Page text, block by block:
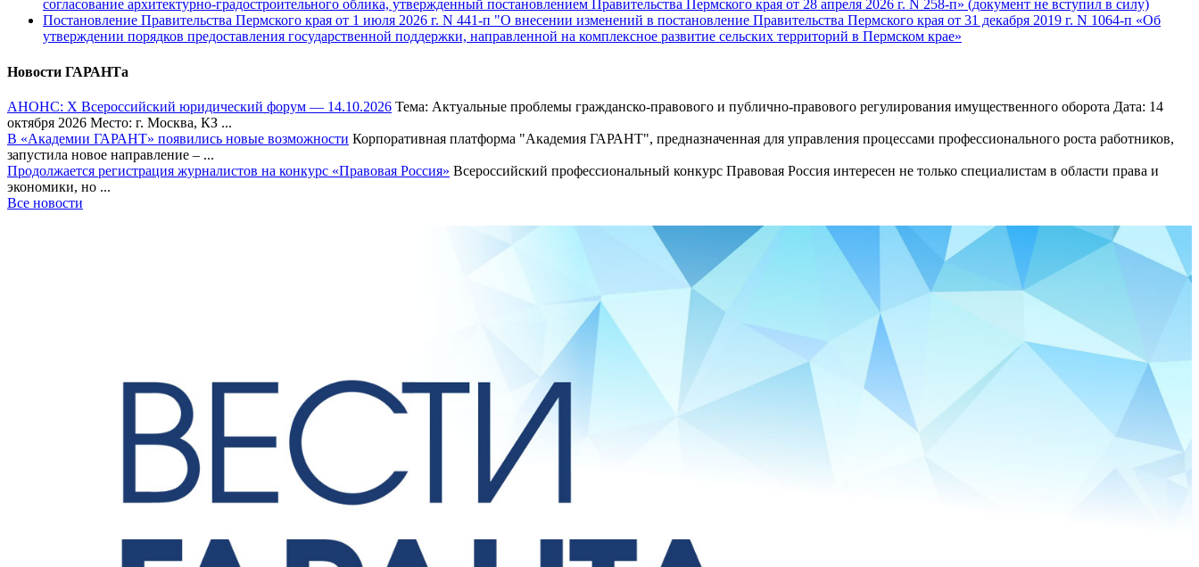
согласование архитектурно-градостроительного облика, утвержденный постановлением Правительства Пермского края от 28 апреля 2026 г. N 258-п» (документ не вступил в силу)
Постановление Правительства Пермского края от 1 июля 2026 г. N 441-п "О внесении изменений в постановление Правительства Пермского края от 31 декабря 2019 г. N 1064-п «Об
утверждении порядков предоставления государственной поддержки, направленной на комплексное развитие сельских территорий в Пермском крае»
Новости ГАРАНТа
АНОНС: Х Всероссийский юридический форум — 14.10.2026 Тема: Актуальные проблемы гражданско-правового и публично-правового регулирования имущественного оборота Дата: 14
октября 2026 Место: г. Москва, КЗ ...
В «Академии ГАРАНТ» появились новые возможности Корпоративная платформа "Академия ГАРАНТ", предназначенная для управления процессами профессионального роста работников,
запустила новое направление – ...
Продолжается регистрация журналистов на конкурс «Правовая Россия» Всероссийский профессиональный конкурс Правовая Россия интересен не только специалистам в области права и
экономики, но ...
Все новости